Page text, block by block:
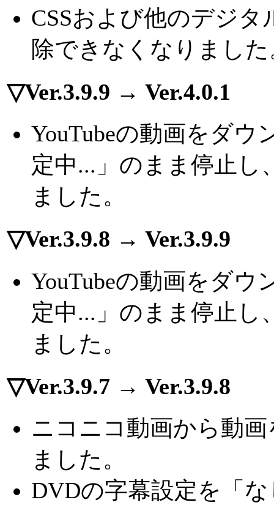
CSSおよび他のデジ
除できなくなりました
▽Ver.3.9.9 → Ver.4.0.1
YouTubeの動画をダ
定中...」のまま停止
ました。
▽Ver.3.9.8 → Ver.3.9.9
YouTubeの動画をダ
定中...」のまま停止
ました。
▽Ver.3.9.7 → Ver.3.9.8
ニコニコ動画から動
ました。
DVDの字幕設定を「